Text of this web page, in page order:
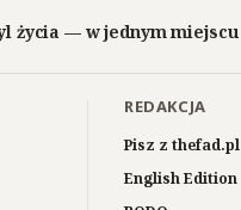
życia — w jednym miejscu
REDAKCJA
Pisz z thefad.pl
English Edition